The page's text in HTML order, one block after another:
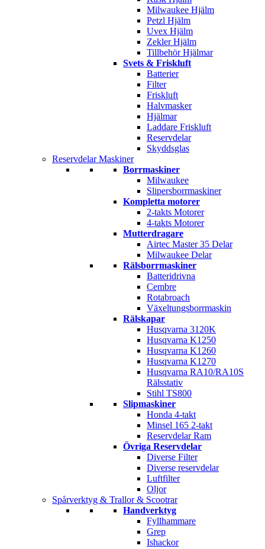
Milwaukee Hjälm
Petzl Hjälm
Uvex Hjälm
Zekler Hjälm
Tillbehör Hjälmar
Svets & Friskluft
Batterier
Filter
Friskluft
Halvmasker
Hjälmar
Laddare Friskluft
Reservdelar
Skyddsglas
Reservdelar Maskiner
Borrmaskiner
Milwaukee
Slipersborrmaskiner
Kompletta motorer
2-takts Motorer
4-takts Motorer
Mutterdragare
Airtec Master 35 Delar
Milwaukee Delar
Rälsborrmaskiner
Batteridrivna
Cembre
Rotabroach
Växeltungsborrmaskin
Rälskapar
Husqvarna 3120K
Husqvarna K1250
Husqvarna K1260
Husqvarna K1270
Husqvarna RA10/RA10S
Rälsstativ
Stihl TS800
Slipmaskiner
Honda 4-takt
Minsel 165 2-takt
Reservdelar Ram
Övriga Reservdelar
Diverse Filter
Diverse reservdelar
Luftfilter
Oljor
Spårverktyg & Trallor & Scootrar
Handverktyg
Fyllhammare
Grep
Ishackor